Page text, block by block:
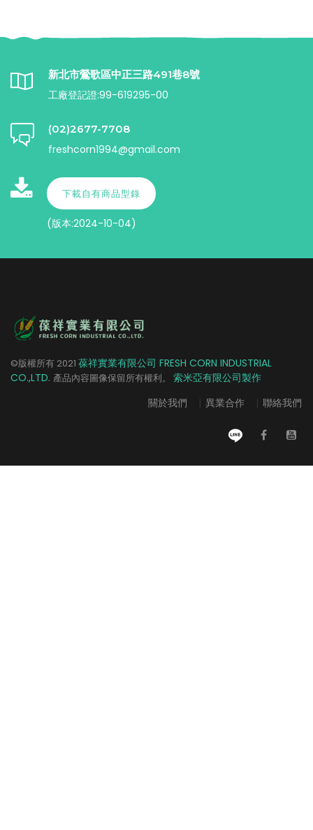
新北市鶯歌區中正三路491巷8號
工廠登記證:99-619295-00
(02)2677-7708
freshcorn1994@gmail.com
下載自有商品型錄
(版本:2024-10-04)
©版權所有 2021 葆祥實業有限公司 FRESH CORN INDUSTRIAL
CO.,LTD. 產品內容圖像保留所有權利。 索米亞有限公司製作
關於我們
| 異業合作 | 聯絡我們